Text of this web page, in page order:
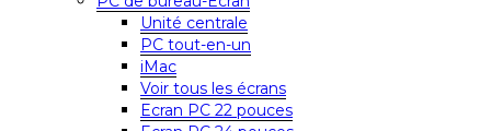
Unité centrale
PC tout-en-un
iMac
Voir tous les écrans
Ecran PC 22 pouces